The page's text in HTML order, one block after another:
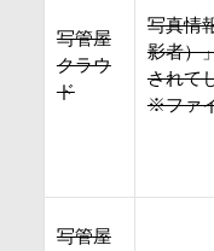
写管屋
クラウ
ド
写真情
影者）
されて
※ファ
写管屋